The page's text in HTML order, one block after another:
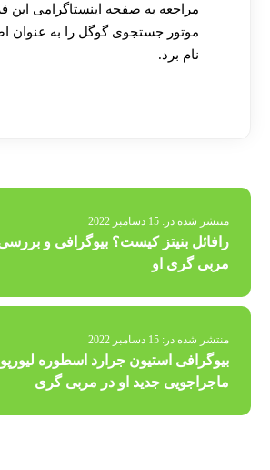
مراجعه به صفحه اینستاگرامی این
موتور جستجوی گوگل را به عنوان
نام برد.
منتشر شده در: 15 دسامبر 2022
رافائل بنیتز کیست؟ بیوگرافی و
مربی گری او
منتشر شده در: 15 دسامبر 2022
بیوگرافی استیون جرارد اسطوره
ماجراجویی جدید او در مربی گری